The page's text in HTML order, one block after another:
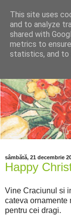
sâmbătă, 21 decembrie
Happy
Vine Craciunul si
cateva ornamente
pentru cei dragi.
This site uses
and to analyze
shared with
metrics to
statistics, and to